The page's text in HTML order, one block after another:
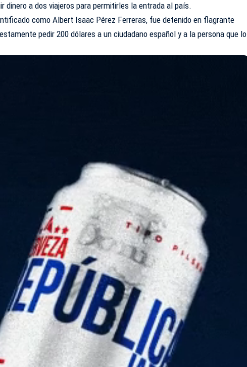
dinero a dos viajeros para permitirles la entrada al país.
como Albert Isaac Pérez Ferreras, fue detenido en flagrante
pedir 200 dólares a un ciudadano español y a la persona que lo